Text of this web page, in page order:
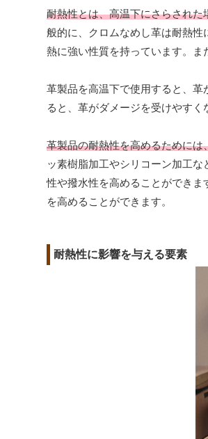
耐熱性とは、高温下にさらされ
般的に、クロムなめし革は耐熱性
熱に強い性質を持っています。ま
革製品を高温下で使用すると、
ると、革がダメージを受けやすく
革製品の耐熱性を高めるために
ッ素樹脂加工やシリコーン加工
性や撥水性を高めることができ
を高めることができます。
耐熱性に影響を与える要素